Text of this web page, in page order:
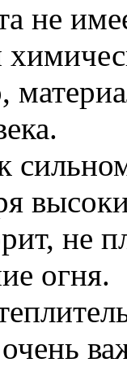
не
не
огня.